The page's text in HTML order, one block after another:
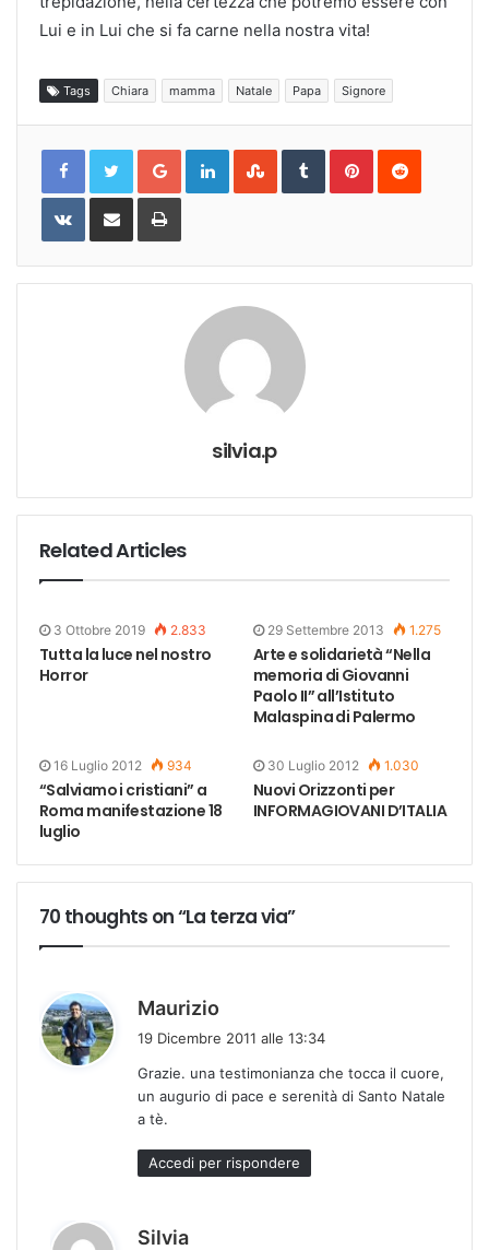
Lui e in Lui che si fa carne nella nostra vita!
Tags Chiara mamma Natale Papa Signore
Google+LinkedInStumbleUpon
TumblrPinterestReddit
VKontakteShare
Email
Print
silvia.p
Related Articles
3 Ottobre 2019 2.833
Tutta la luce nel nostro
Horror
29 Settembre 2013 1.275
Arte e solidarietà “Nella
memoria di Giovanni
Paolo II” all’Istituto
Malaspina di Palermo
16 Luglio 2012 934
“Salviamo i cristiani” a
Roma manifestazione 18
luglio
30 Luglio 2012 1.030
Nuovi Orizzonti per
INFORMAGIOVANI D’ITALIA
70 thoughts on “La terza via”
Maurizio
e
t
o
:
19 Dicembre 2011 alle 13:34
Grazie. una testimonianza che tocca il cuore,
un augurio di pace e serenità di Santo Natale
a tè.
Accedi per rispondere
Silvia